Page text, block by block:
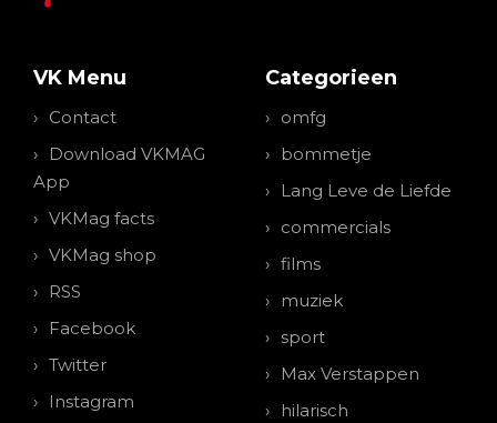
VK Menu
Contact
Download VKMAG
App
VKMag facts
VKMag shop
RSS
Facebook
Twitter
Instagram
Categorieen
omfg
bommetje
Lang Leve de Liefde
commercials
films
muziek
sport
Max Verstappen
hilarisch